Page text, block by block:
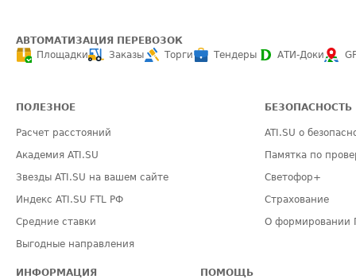
АВТОМАТИЗАЦИЯ ПЕРЕВОЗОК
Площадки
Заказы Торги Тендеры АТИ-Доки
ПОЛЕЗНОЕ
Расчет расстояний
Академия ATI.SU
Звезды ATI.SU на вашем сайте
Индекс ATI.SU FTL РФ
Средние ставки
Выгодные направления
БЕЗОПАСНОСТЬ
ATI.SU о
Памятка по
Светофор+
Страхование
О формировании
ИНФОРМАЦИЯ ПОМОЩЬ